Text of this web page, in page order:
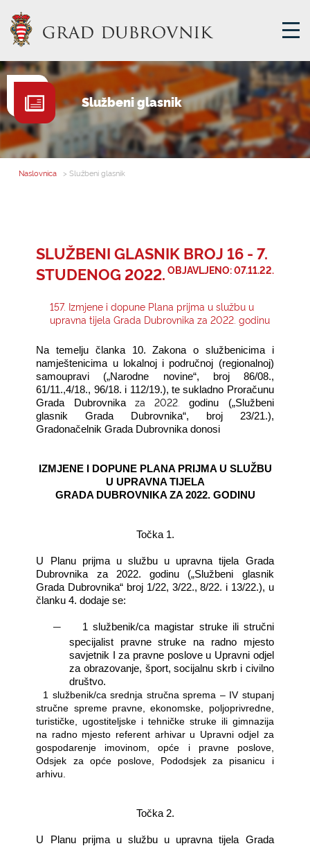
GRADSKA UPRAVA
GRADONAČELNIK
MJESNA SAMOUPRAVA
E-USLUGE
Službeni glasnik
Naslovnica > Službeni glasnik
SLUŽBENI GLASNIK BROJ 16 - 7.
STUDENOG 2022. OBJAVLJENO: 07.11.22.
157. Izmjene i dopune Plana prijma u službu u
upravna tijela Grada Dubrovnika za 2022. godinu
Na temelju članka 10. Zakona o službenicima i
namještenicima u lokalnoj i područnoj (regionalnoj)
samoupravi („Narodne novine“, broj 86/08.,
61/11.,4/18., 96/18. i 112/19.), te sukladno Proračunu
Grada Dubrovnika za 2022
godinu („Službeni
glasnik Grada Dubrovnika“, broj 23/21.),
Gradonačelnik Grada Dubrovnika donosi
IZMJENE I DOPUNE PLANA PRIJMA U SLUŽBU
U UPRAVNA TIJELA
GRADA DUBROVNIKA ZA 2022. GODINU
Točka 1.
U Planu prijma u službu u upravna tijela Grada
Dubrovnika za 2022. godinu („Službeni glasnik
Grada Dubrovnika“ broj 1/22, 3/22., 8/22. i 13/22.), u
članku 4. dodaje se:
―
1 službenik/ca magistar struke ili stručni
specijalist pravne struke na radno mjesto
savjetnik I za pravne poslove u Upravni odjel
za obrazovanje, šport, socijalnu skrb i civilno
društvo.
1 službenik/ca srednja stručna sprema – IV stupanj
stručne spreme pravne, ekonomske, poljoprivredne,
turističke, ugostiteljske i tehničke struke ili gimnazija
na radno mjesto referent arhivar u Upravni odjel za
gospodarenje imovinom, opće i pravne poslove,
Odsjek za opće poslove, Pododsjek za pisanicu i
arhivu.
Točka 2.
U Planu prijma u službu u upravna tijela Grada